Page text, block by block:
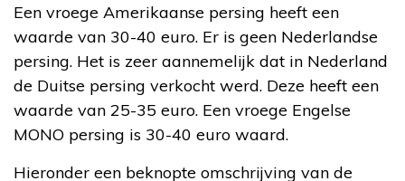
Een vroege Amerikaanse persing heeft een
waarde van 30-40 euro. Er is geen Nederlandse
persing. Het is zeer aannemelijk dat in Nederland
de Duitse persing verkocht werd. Deze heeft een
waarde van 25-35 euro. Een vroege Engelse
MONO persing is 30-40 euro waard.
Hieronder een beknopte omschrijving van de